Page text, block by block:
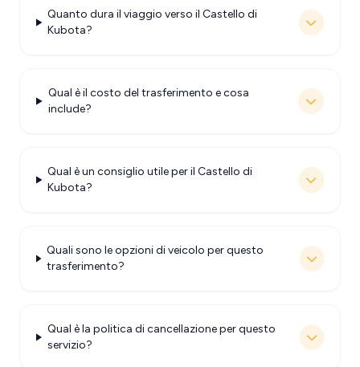
Quanto dura il viaggio verso il Castello di
Kubota?
Qual è il costo del trasferimento e cosa
include?
Qual è un consiglio utile per il Castello di
Kubota?
Quali sono le opzioni di veicolo per questo
trasferimento?
Qual è la politica di cancellazione per questo
servizio?